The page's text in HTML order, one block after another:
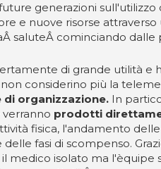
generazioni
e nuove risorse
saluteÂ cominciando
di grande utilità
considerino più la
organizzazione. In
verranno prodotti
fisica, l'andamento
fasi di scompenso.
isolato ma